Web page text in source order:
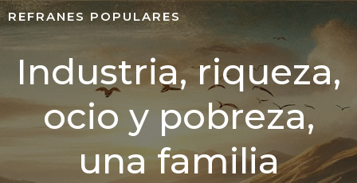
REFRANES POPULARES
Industria, riqueza,
ocio y pobreza,
una familia